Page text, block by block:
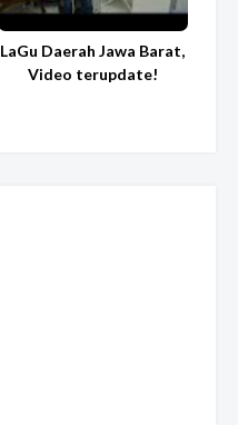
LaGu Daerah Jawa Barat,
Video terupdate!